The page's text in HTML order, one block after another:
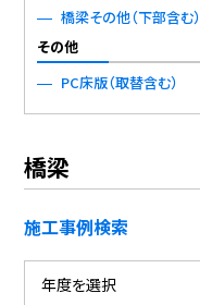
橋梁その他（下部含む）
その他
PC床版（取替含む）
橋梁
施工事例検索